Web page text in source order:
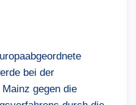
bei der
gegen die